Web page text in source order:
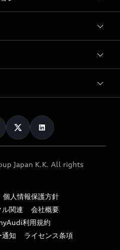
Japan K.K. All rights
個人情報保護方針
ル関連
会社概要
利用規約
知
ライセンス条項